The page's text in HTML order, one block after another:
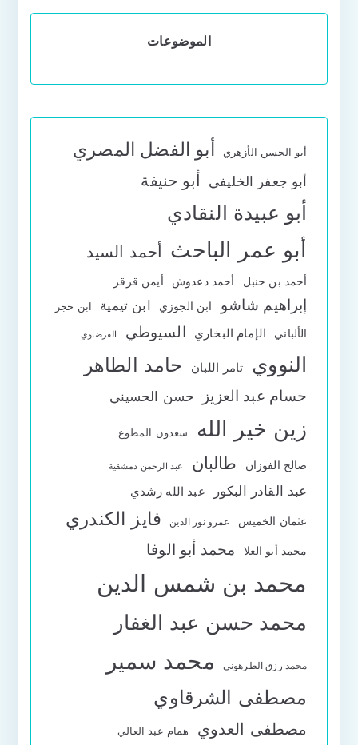
الموضوعات
أبو الحسن الأزهري أبو الفضل المصري
أبو جعفر الخليفي أبو حنيفة
أبو عبيدة النقادي
أبو عمر الباحث أحمد السيد
أحمد بن حنبل أحمد دعدوش أيمن قرقر
إبراهيم شاشو ابن الجوزي ابن تيمية ابن حجر
الألباني الإمام البخاري السيوطي القرضاوي
النووي تامر اللبان حامد الطاهر
حسام عبد العزيز حسن الحسيني
زين خير الله سعدون المطوع
صالح الفوزان طالبان عبد الرحمن دمشقية
عبد القادر البكور عبد الله رشدي
عثمان الخميس عمرو نور الدين فايز الكندري
محمد أبو العلا محمد أبو الوفا
محمد بن شمس الدين
محمد حسن عبد الغفار
محمد رزق الطرهوني محمد سمير
مصطفى الشرقاوي
مصطفى العدوي همام عبد العالي